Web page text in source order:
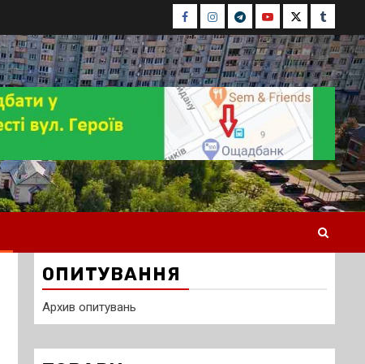
Facebook
Instagram
TelegramYoutubeTwitterTumblr
ОПИТУВАННЯ
Архив опитувань